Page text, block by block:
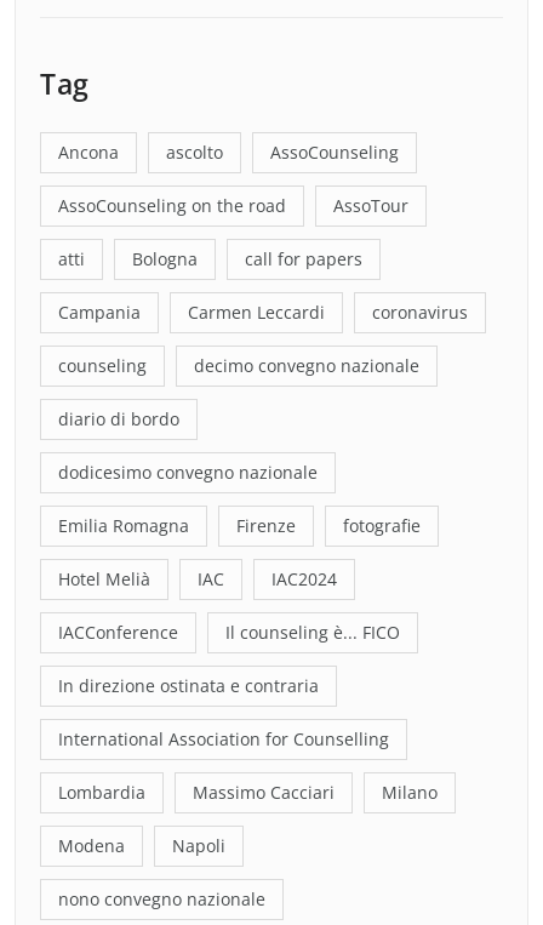
Tag
Ancona ascolto AssoCounseling
AssoCounseling on the road AssoTour
atti Bologna call for papers
Campania Carmen Leccardi coronavirus
counseling decimo convegno nazionale
diario di bordo
dodicesimo convegno nazionale
Emilia Romagna Firenze fotografie
Hotel Melià IAC IAC2024
IACConference Il counseling è... FICO
In direzione ostinata e contraria
International Association for Counselling
Lombardia Massimo Cacciari Milano
Modena Napoli
nono convegno nazionale